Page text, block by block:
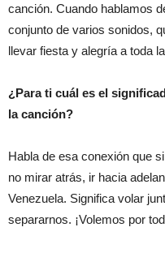
canción. Cuando hablamos
conjunto de varios sonidos,
llevar fiesta y alegría a toda
¿Para ti cuál es el
la canción?
Habla de esa conexión que
no mirar atrás, ir hacia
Venezuela. Significa volar
separarnos. ¡Volemos por